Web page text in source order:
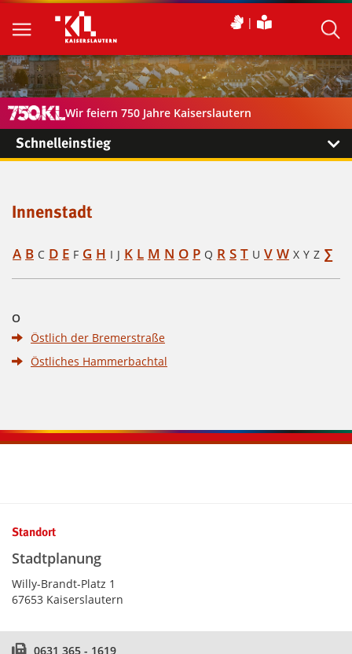
Wir feiern 750 Jahre Kaiserslautern
Schnelleinstieg
Innenstadt
A B C D E F G H I J K L M N O P Q R S T U V W X Y Z ∑
O
Östlich der Bremerstraße
Östliches Hammerbachtal
Standort
Stadtplanung
Willy-Brandt-Platz 1
67653 Kaiserslautern
0631 365 - 1619